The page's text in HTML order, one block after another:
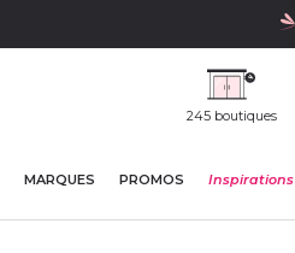
245 boutiques
MARQUES PROMOS Inspirations